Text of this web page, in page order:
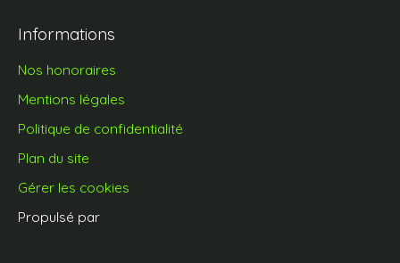
Informations
Nos honoraires
Mentions légales
Politique de confidentialité
Plan du site
Gérer les cookies
Propulsé par